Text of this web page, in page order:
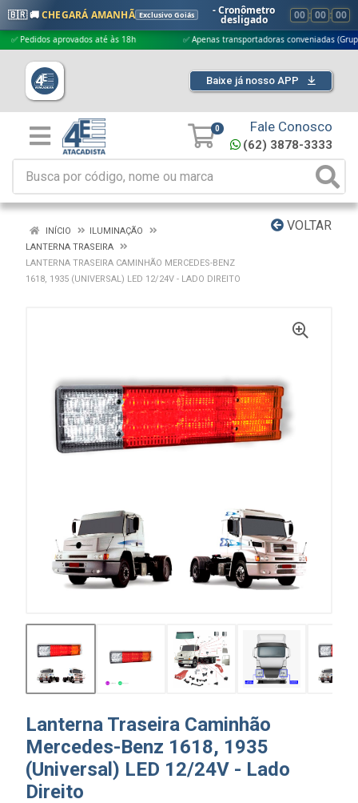
🇧🇷 🚚CHEGARÁ AMANHÃ Exclusivo Goiás - Cronômetro
desligado 00 : 00 : 00
aprovados até às 18h ✅ Apenas transportadoras conveniadas (Grupo G5)
Baixe já nosso APP
0 Fale Conosco
(62) 3878-3333
VOLTAR
INÍCIO
ILUMINAÇÃO
LANTERNA TRASEIRA
LANTERNA TRASEIRA CAMINHÃO MERCEDES-BENZ
1618, 1935 (UNIVERSAL) LED 12/24V - LADO DIREITO
Lanterna Traseira Caminhão
Mercedes-Benz 1618, 1935
(Universal) LED 12/24V - Lado
Direito